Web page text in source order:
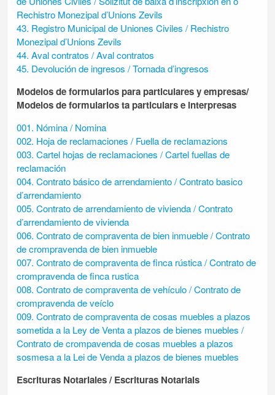
Rechistro Monezipal d’Unions Zevils
43. Registro Municipal de Uniones Civiles / Rechistro
Monezipal d’Unions Zevils
44. Aval contratos / Aval contratos
45. Devolución de ingresos / Tornada d’ingresos
Modelos de formularios para particulares y empresas/
Modelos de formularios ta particulars e interpresas
001. Nómina / Nomina
002. Hoja de reclamaciones / Fuella de reclamazions
003. Cartel hojas de reclamaciones / Cartel fuellas de
reclamación
004. Contrato básico de arrendamiento / Contrato basico
d’arrendamiento
005. Contrato de arrendamiento de vivienda / Contrato
d’arrendamiento de vivienda
006. Contrato de compraventa de bien inmueble / Contrato
de crompravenda de bien inmueble
007. Contrato de compraventa de finca rústica / Contrato de
crompravenda de finca rustica
008. Contrato de compraventa de vehículo / Contrato de
crompravenda de veíclo
009. Contrato de compraventa de cosas muebles a plazos
sometida a la Ley de Venta a plazos de bienes muebles /
Contrato de crompavenda de cosas muebles a plazos
sosmesa a la Lei de Venda a plazos de bienes muebles
Escrituras Notariales / Escrituras Notarials